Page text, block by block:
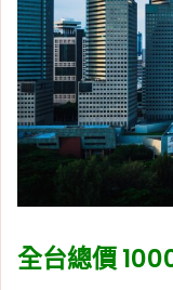
全台總價